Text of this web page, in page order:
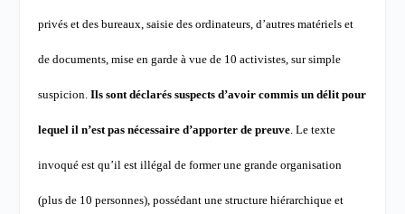
privés et des bureaux, saisie des ordinateurs, d’autres matériels et
de documents, mise en garde à vue de 10 activistes, sur simple
suspicion.Ils sont déclarés suspects d’avoir commis un délit pour
lequel il n’est pas nécessaire d’apporter de preuve .Le texte
invoqué est qu’il est illégal de former une grande organisation
(plus de 10 personnes), possédant une structure hiérarchique et